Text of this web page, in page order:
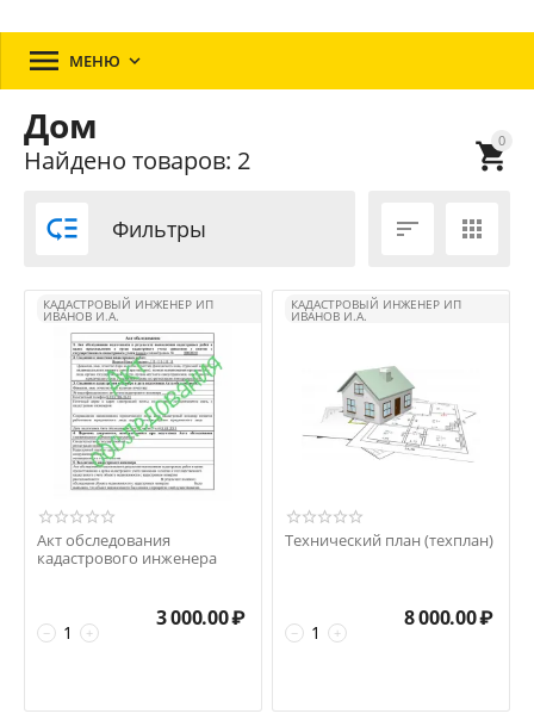
0

 МЕНЮ 
Дом
Найдено товаров: 2
 Фильтры  
КАДАСТРОВЫЙ ИНЖЕНЕР ИП
ИВАНОВ И.А.
Акт обследования
кадастрового инженера
+
−
3 000.00₽
КАДАСТРОВЫЙ ИНЖЕНЕР ИП
ИВАНОВ И.А.
Технический план (техплан)
+
−
8 000.00₽